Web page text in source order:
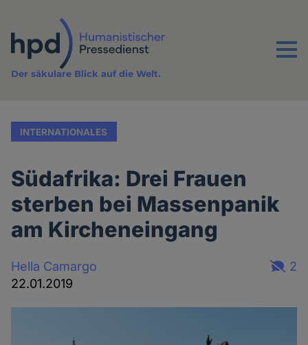
Inhalt
Menu
Der säkulare Blick auf die Welt.
INTERNATIONALES
Südafrika: Drei Frauen
sterben bei Massenpanik
am Kircheneingang
Hella Camargo
22.01.2019
2